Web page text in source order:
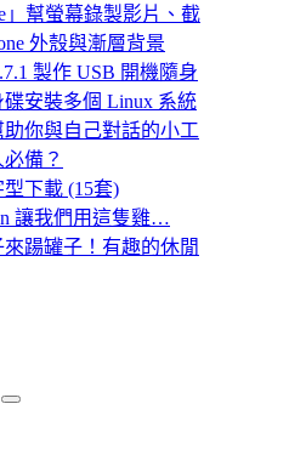
」幫螢幕錄製影片、截
外殼與漸層背景
製作 USB 開機隨身
安裝多個 Linux 系統
助你與自己對話的小工
備？
下載 (15套)
讓我們用這隻雞…
來踼罐子！有趣的休閒
Search